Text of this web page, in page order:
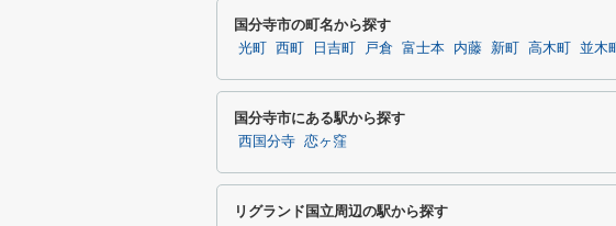
国分寺市の町名から探す
光町 西町 日吉町 戸倉 富士本 内藤 新町 高木町 並木町
国分寺市にある駅から探す
西国分寺 恋ヶ窪
リグランド国立周辺の駅から探す